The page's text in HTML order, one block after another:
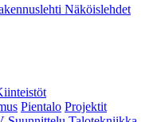
Näköislehdet
Pientalo Projektit